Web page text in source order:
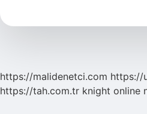
https://malidenetci.com https://
https://tah.com.tr knight online